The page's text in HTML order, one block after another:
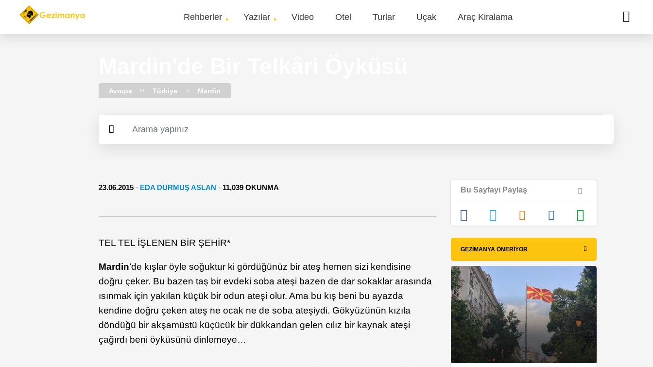
Main
Rehberler Yazılar Video Otel Turlar Uçak Araç Kiralama
Avrupa Türkiye Mardin
23.06.2015 - EDA DURMUŞ ASLAN - 11,039 OKUNMA
TEL TEL İŞLENEN BİR ŞEHİR*
Mardin’de kışlar öyle soğuktur ki gördüğünüz bir ateş hemen sizi kendisine
doğru çeker. Bu bazen taş bir evdeki soba ateşi bazen de dar sokaklar arasında
ısınmak için yakılan küçük bir odun ateşi olur. Ama bu kış beni bu ayazda
kendine doğru çeken ateş ne ocak ne de soba ateşiydi. Gökyüzünün kızıla
döndüğü bir akşamüstü küçücük bir dükkandan gelen cılız bir kaynak ateşi
çağırdı beni öyküsünü dinlemeye…
Bu Sayfayı Paylaş
GEZIMANYA ÖNERIYOR